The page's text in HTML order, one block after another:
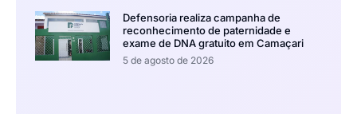
Defensoria realiza campanha de
reconhecimento de paternidade e
exame de DNA gratuito em Camaçari
5 de agosto de 2026